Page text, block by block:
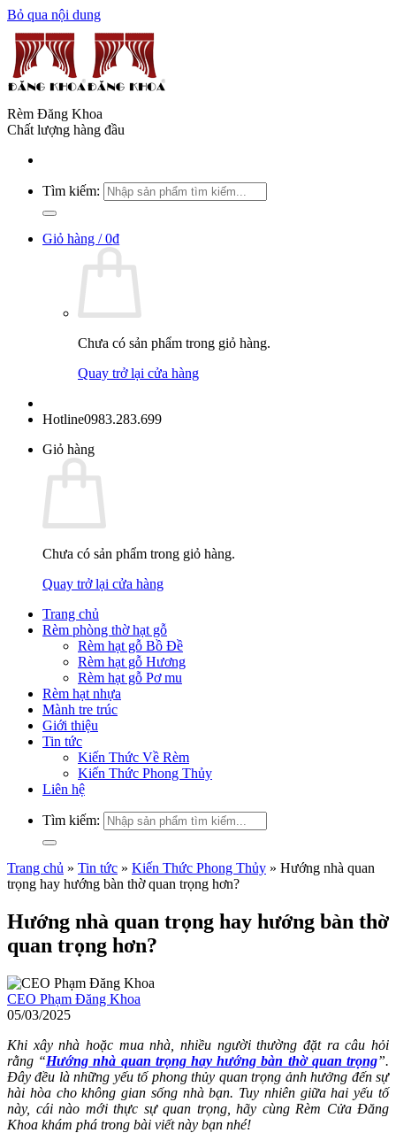
Bỏ qua nội dung
Rèm Đăng Khoa
Chất lượng hàng đầu
Tìm kiếm:
Giỏ hàng /0₫
Chưa có sản phẩm trong giỏ hàng.
Quay trở lại cửa hàng
Hotline0983.283.699
Giỏ hàng
Chưa có sản phẩm trong giỏ hàng.
Quay trở lại cửa hàng
Trang chủ
Rèm phòng thờ hạt gỗ
Rèm hạt gỗ Bồ Đề
Rèm hạt gỗ Hương
Rèm hạt gỗ Pơ mu
Rèm hạt nhựa
Mành tre trúc
Giới thiệu
Tin tức
Kiến Thức Về Rèm
Kiến Thức Phong Thủy
Liên hệ
Tìm kiếm:
Trang chủ » Tin tức » Kiến Thức Phong Thủy » Hướng nhà quan
trọng hay hướng bàn thờ quan trọng hơn?
Hướng nhà quan trọng hay hướng bàn thờ
quan trọng hơn?
CEO Phạm Đăng Khoa
05/03/2025
Khi xây nhà hoặc mua nhà, nhiều người thường đặt ra câu hỏi
rằng “Hướng nhà quan trọng hay hướng bàn thờ quan trọng”.
Đây đều là những yếu tố phong thủy quan trọng ảnh hưởng đến sự
hài hòa cho không gian sống nhà bạn. Tuy nhiên giữa hai yếu tố
này, cái nào mới thực sự quan trọng, hãy cùng Rèm Cửa Đăng
Khoa khám phá trong bài viết này bạn nhé!